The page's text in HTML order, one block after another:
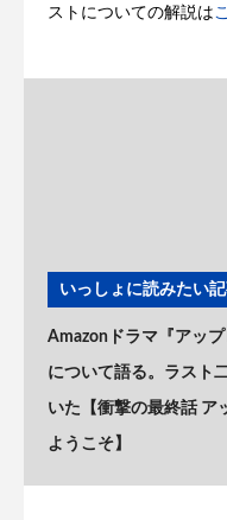
ストについての解説は
いっしょに読みたい
Amazonドラマ『アッ
について語る。ラスト
いた【衝撃の最終話 ア
ようこそ】